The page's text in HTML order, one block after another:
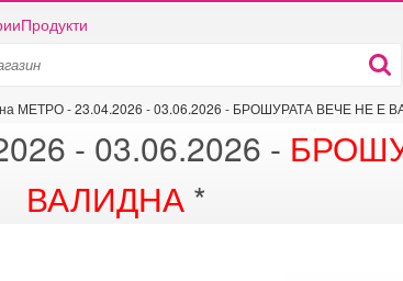
Продукти
МЕТРО - 23.04.2026 - 03.06.2026 - БРОШУРАТА ВЕЧЕ НЕ Е
- 03.06.2026 -
ВАЛИДНА *